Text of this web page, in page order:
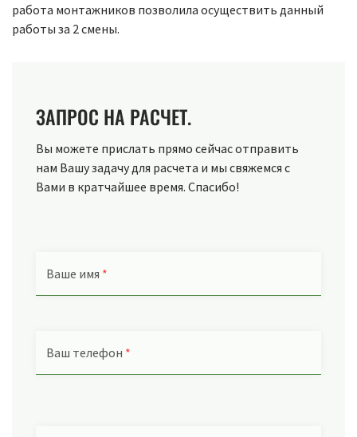
работа монтажников позволила осуществить данный
работы за 2 смены.
ЗАПРОС НА РАСЧЕТ.
Вы можете прислать прямо сейчас отправить
нам Вашу задачу для расчета и мы свяжемся с
Вами в кратчайшее время. Спасибо!
Ваше имя *
Ваш телефон *